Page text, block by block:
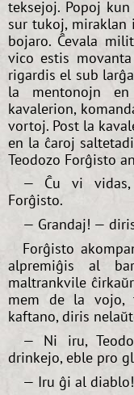
teksejoj. Popoj
sur tukoj, miraklan
bojaro. Ĉevala
vico estis
rigardis el sub
la mentonojn
kavalerion,
vortoj. Post la
en la ĉaroj
Teodozo Forĝisto
— Ĉu vi vidas,
Forĝisto.
— Grandaj! —
Forĝisto
alpremiĝis al
maltrankvile
mem de la vojo,
kaftano, diris
— Ni iru,
drinkejo, eble pro
— Iru ĝi al